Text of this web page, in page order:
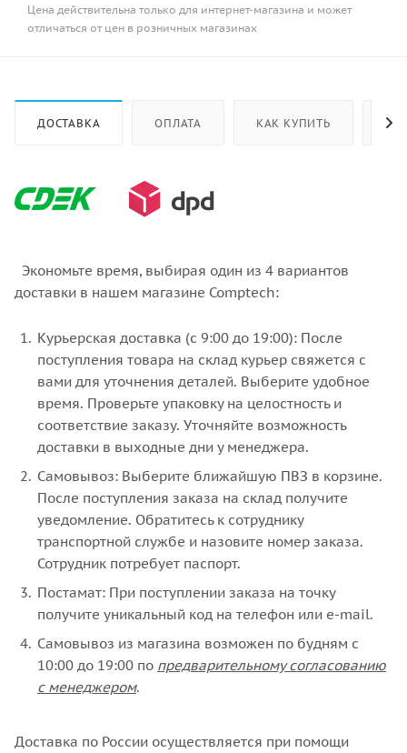
Цена действительна только для интернет-магазина и может
отличаться от цен в розничных магазинах
ДОСТАВКА ОПЛАТА КАК КУПИТЬ
Экономьте время, выбирая один из 4 вариантов
доставки в нашем магазине Comptech:
Курьерская доставка (с 9:00 до 19:00): После
поступления товара на склад курьер свяжется с
вами для уточнения деталей. Выберите удобное
время. Проверьте упаковку на целостность и
соответствие заказу. Уточняйте возможность
доставки в выходные дни у менеджера.
Самовывоз: Выберите ближайшую ПВЗ в корзине.
После поступления заказа на склад получите
уведомление. Обратитесь к сотруднику
транспортной службе и назовите номер заказа.
Сотрудник потребует паспорт.
Постамат: При поступлении заказа на точку
получите уникальный код на телефон или e-mail.
Самовывоз из магазина возможен по будням с
10:00 до 19:00 по предварительному согласованию
с менеджером.
Доставка по России осуществляется при помощи